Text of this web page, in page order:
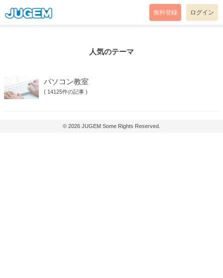
無料登録 ログイン
人気のテーマ
パソコン教室
( 14125件の記事 )
© 2026 JUGEM Some Rights Reserved.